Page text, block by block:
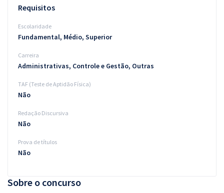
Sobre o concurso
Requisitos
Escolaridade
Fundamental, Médio, Superior
Carreira
Administrativas, Controle e Gestão, Outras
TAF (Teste de Aptidão Física)
Não
Redação Discursiva
Não
Prova de títulos
Não